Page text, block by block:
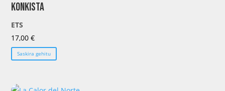
KONKISTA
ETS
17,00€
Saskira gehitu